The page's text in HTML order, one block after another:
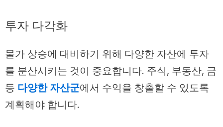
투자 다각화
물가 상승에 대비하기 위해 다양한 자산에 투자
를 분산시키는 것이 중요합니다. 주식, 부동산, 금
등 다양한 자산군에서 수익을 창출할 수 있도록
계획해야 합니다.